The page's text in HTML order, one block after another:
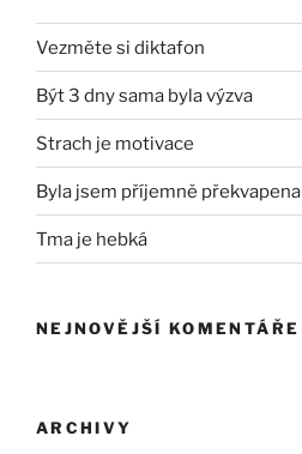
Vezměte si diktafon
Být 3 dny sama byla výzva
Strach je motivace
Byla jsem příjemně překvapena
Tma je hebká
NEJNOVĚJŠÍ KOMENTÁŘE
ARCHIVY